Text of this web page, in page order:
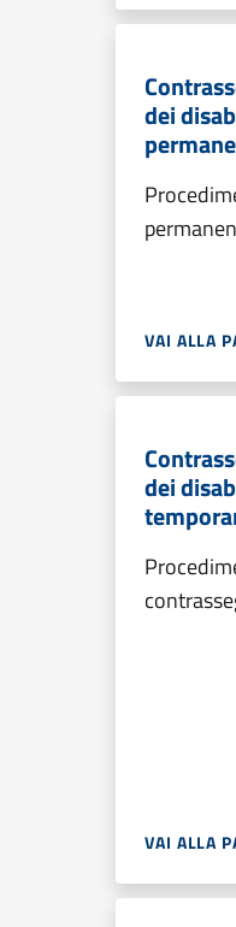
dei
VAI ALLA
dei
VAI ALLA